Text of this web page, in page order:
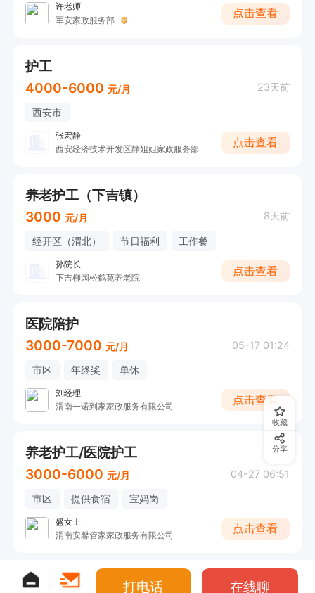
许老师
军安家政服务部
点击查看
护工
4000-6000 元/月 23天前
西安市
张宏静
西安经济技术开发区静姐姐家政服务部
点击查看
养老护工（下吉镇）
3000 元/月 8天前
经开区（渭北） 节日福利 工作餐
孙院长
下吉柳园松鹤苑养老院
点击查看
医院陪护
3000-7000 元/月 05-17 01:24
市区 年终奖 单休
刘经理
渭南一诺到家家政服务有限公司
点击查看
养老护工/医院护工
3000-6000 元/月 04-27 06:51
市区 提供食宿 宝妈岗
盛女士
渭南安馨管家家政服务有限公司
点击查看
收藏
分享
打电话 在线聊